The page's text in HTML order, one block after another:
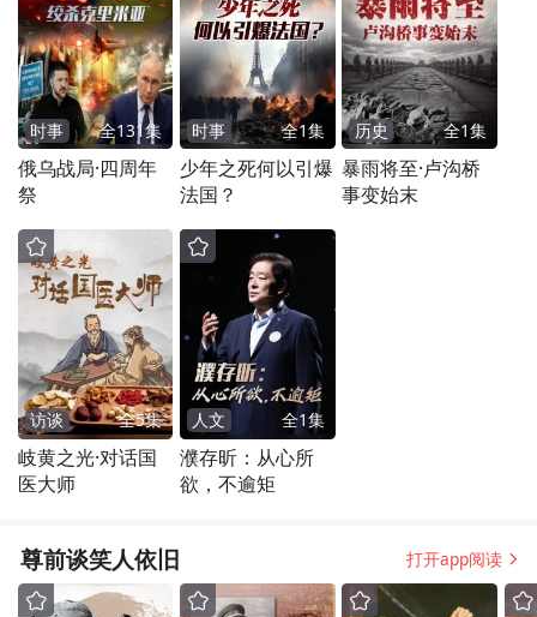
时事 全131集
俄乌战局·四周年
祭
时事 全1集
少年之死何以引爆
法国？
历史 全1集
暴雨将至·卢沟桥
事变始末
访谈 全5集
岐黄之光·对话国
医大师
人文 全1集
濮存昕：从心所
欲，不逾矩
尊前谈笑人依旧 打开app阅读